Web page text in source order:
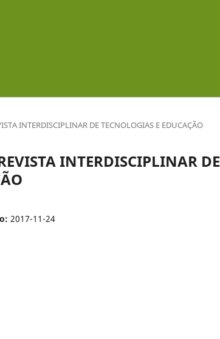
INTERDISCIPLINAR DE TECNOLOGIAS E EDUCAÇÃO
INTERDISCIPLINAR DE
2017-11-24